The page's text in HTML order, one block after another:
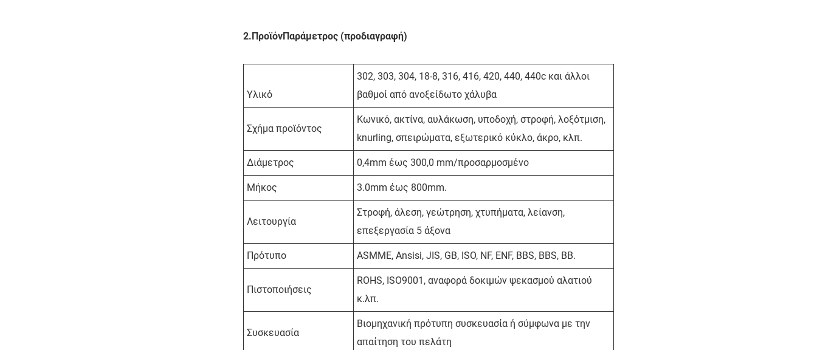
2.ΠροϊόνΠαράμετρος (προδιαγραφή)
Υλικό
302, 303, 304, 18-8, 316, 416, 420, 440, 440c και άλλοι
βαθμοί από ανοξείδωτο χάλυβα
Σχήμα προϊόντος
Κωνικό, ακτίνα, αυλάκωση, υποδοχή, στροφή, λοξότμιση,
knurling, σπειρώματα, εξωτερικό κύκλο, άκρο, κλπ.
Διάμετρος 0,4mm έως 300,0 mm/προσαρμοσμένο
Μήκος 3.0mm έως 800mm.
Λειτουργία
Στροφή, άλεση, γεώτρηση, χτυπήματα, λείανση,
επεξεργασία 5 άξονα
Πρότυπο ASMME, Ansisi, JIS, GB, ISO, NF, ENF, BBS, BBS, BB.
Πιστοποιήσεις
ROHS, ISO9001, αναφορά δοκιμών ψεκασμού αλατιού
κ.λπ.
Συσκευασία
Βιομηχανική πρότυπη συσκευασία ή σύμφωνα με την
απαίτηση του πελάτη